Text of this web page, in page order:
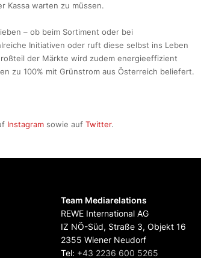
Kassa warten zu müssen.
– ob beim Sortiment oder bei
Initiativen oder ruft diese selbst ins Leben
der Märkte wird zudem energieeffizient
zu 100% mit Grünstrom aus Österreich beliefert.
Instagram sowie auf Twitter.
Team Mediarelations
REWE International AG
IZ NÖ-Süd, Straße 3, Objekt 16
2355 Wiener Neudorf
Tel: +43 2236 600 5265